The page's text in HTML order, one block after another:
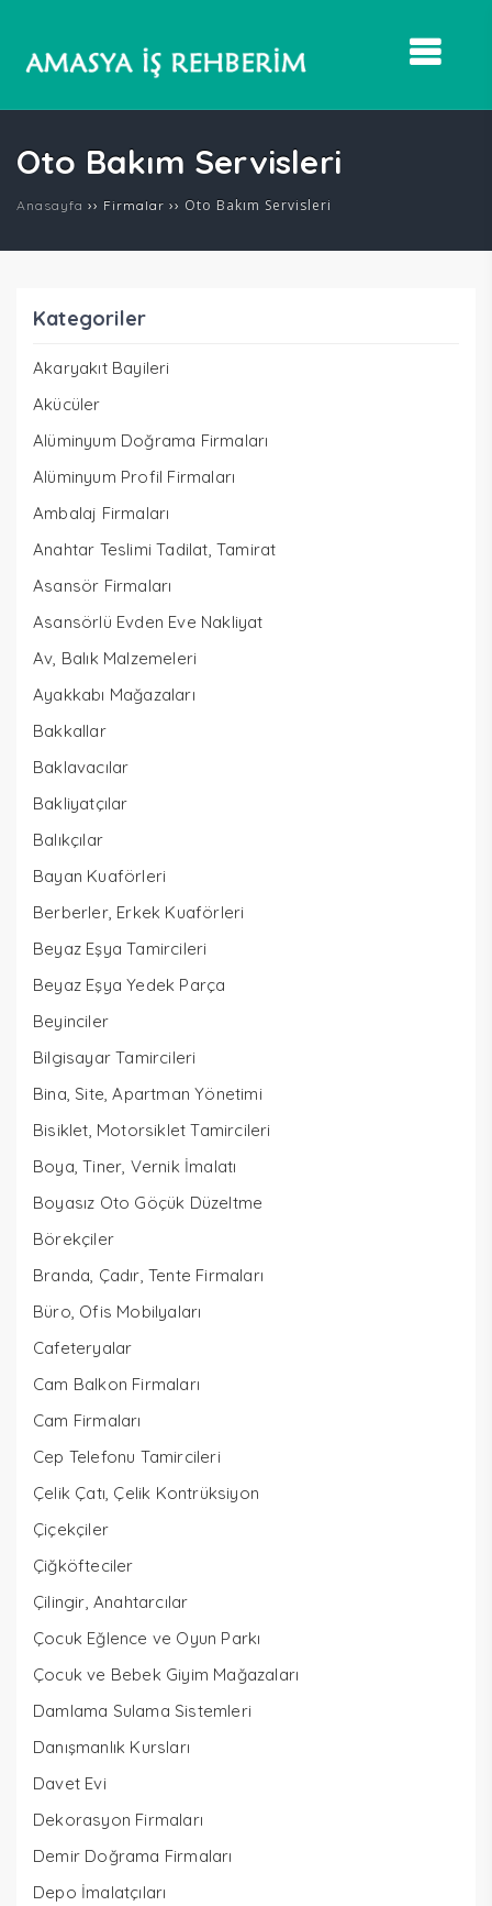
Oto Bakım Servisleri
Anasayfa ›› Firmalar ›› Oto Bakım Servisleri
Kategoriler
Akaryakıt Bayileri
Akücüler
Alüminyum Doğrama Firmaları
Alüminyum Profil Firmaları
Ambalaj Firmaları
Anahtar Teslimi Tadilat, Tamirat
Asansör Firmaları
Asansörlü Evden Eve Nakliyat
Av, Balık Malzemeleri
Ayakkabı Mağazaları
Bakkallar
Baklavacılar
Bakliyatçılar
Balıkçılar
Bayan Kuaförleri
Berberler, Erkek Kuaförleri
Beyaz Eşya Tamircileri
Beyaz Eşya Yedek Parça
Beyinciler
Bilgisayar Tamircileri
Bina, Site, Apartman Yönetimi
Bisiklet, Motorsiklet Tamircileri
Boya, Tiner, Vernik İmalatı
Boyasız Oto Göçük Düzeltme
Börekçiler
Branda, Çadır, Tente Firmaları
Büro, Ofis Mobilyaları
Cafeteryalar
Cam Balkon Firmaları
Cam Firmaları
Cep Telefonu Tamircileri
Çelik Çatı, Çelik Kontrüksiyon
Çiçekçiler
Çiğköfteciler
Çilingir, Anahtarcılar
Çocuk Eğlence ve Oyun Parkı
Çocuk ve Bebek Giyim Mağazaları
Damlama Sulama Sistemleri
Danışmanlık Kursları
Davet Evi
Dekorasyon Firmaları
Demir Doğrama Firmaları
Depo İmalatçıları